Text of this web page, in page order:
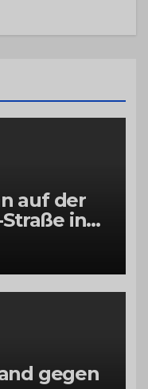
auf der
in
gegen